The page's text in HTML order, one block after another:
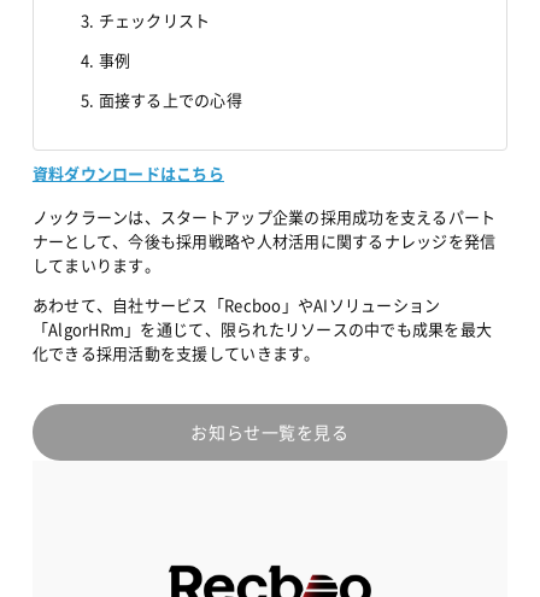
チェックリスト
事例
面接する上での心得
資料ダウンロードはこちら
ノックラーンは、スタートアップ企業の採用成功を支えるパート
ナーとして、今後も採用戦略や人材活用に関するナレッジを発信
してまいります。
あわせて、自社サービス「Recboo」やAIソリューション
「AlgorHRm」を通じて、限られたリソースの中でも成果を最大
化できる採用活動を支援していきます。
お知らせ一覧を見る